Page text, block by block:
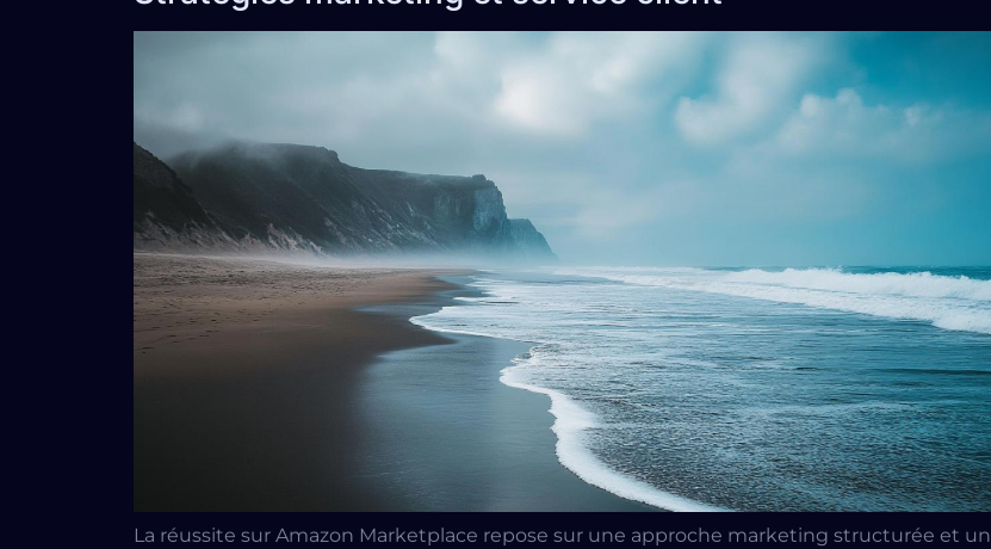
La réussite sur Amazon Marketplace repose sur une approche marketing structurée et un